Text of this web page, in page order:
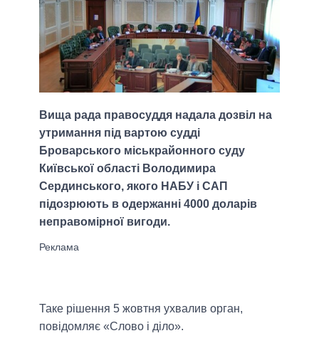
Вища рада правосуддя надала дозвіл на
утримання під вартою судді
Броварського міськрайонного суду
Київської області Володимира
Сердинського, якого НАБУ і САП
підозрюють в одержанні 4000 доларів
неправомірної вигоди.
Таке рішення 5 жовтня ухвалив орган,
повідомляє «Слово і діло».